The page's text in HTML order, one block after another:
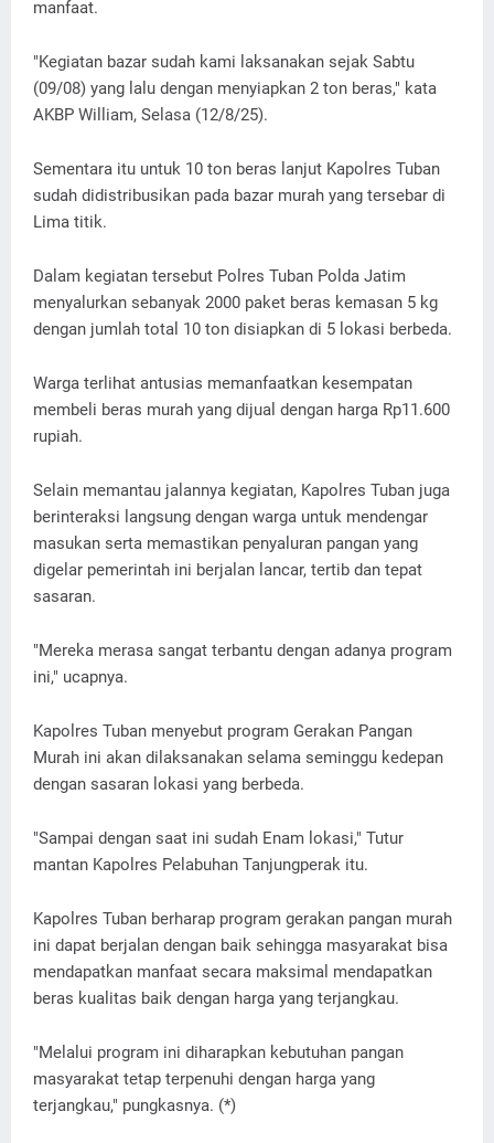
manfaat.
"Kegiatan bazar sudah kami laksanakan sejak Sabtu
(09/08) yang lalu dengan menyiapkan 2 ton beras," kata
AKBP William, Selasa (12/8/25).
Sementara itu untuk 10 ton beras lanjut Kapolres Tuban
sudah didistribusikan pada bazar murah yang tersebar di
Lima titik.
Dalam kegiatan tersebut Polres Tuban Polda Jatim
menyalurkan sebanyak 2000 paket beras kemasan 5 kg
dengan jumlah total 10 ton disiapkan di 5 lokasi berbeda.
Warga terlihat antusias memanfaatkan kesempatan
membeli beras murah yang dijual dengan harga Rp11.600
rupiah.
Selain memantau jalannya kegiatan, Kapolres Tuban juga
berinteraksi langsung dengan warga untuk mendengar
masukan serta memastikan penyaluran pangan yang
digelar pemerintah ini berjalan lancar, tertib dan tepat
sasaran.
"Mereka merasa sangat terbantu dengan adanya program
ini," ucapnya.
Kapolres Tuban menyebut program Gerakan Pangan
Murah ini akan dilaksanakan selama seminggu kedepan
dengan sasaran lokasi yang berbeda.
"Sampai dengan saat ini sudah Enam lokasi," Tutur
mantan Kapolres Pelabuhan Tanjungperak itu.
Kapolres Tuban berharap program gerakan pangan murah
ini dapat berjalan dengan baik sehingga masyarakat bisa
mendapatkan manfaat secara maksimal mendapatkan
beras kualitas baik dengan harga yang terjangkau.
"Melalui program ini diharapkan kebutuhan pangan
masyarakat tetap terpenuhi dengan harga yang
terjangkau," pungkasnya. (*)